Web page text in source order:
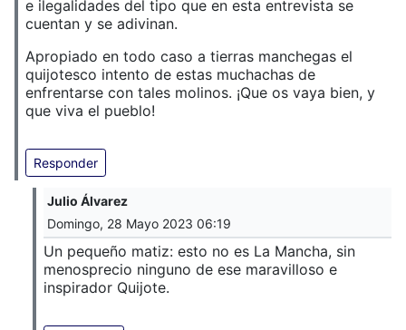
e ilegalidades del tipo que en esta entrevista se
cuentan y se adivinan.
Apropiado en todo caso a tierras manchegas el
quijotesco intento de estas muchachas de
enfrentarse con tales molinos. ¡Que os vaya bien, y
que viva el pueblo!
Responder
Julio Álvarez
Domingo, 28 Mayo 2023 06:19
Un pequeño matiz: esto no es La Mancha, sin
menosprecio ninguno de ese maravilloso e
inspirador Quijote.